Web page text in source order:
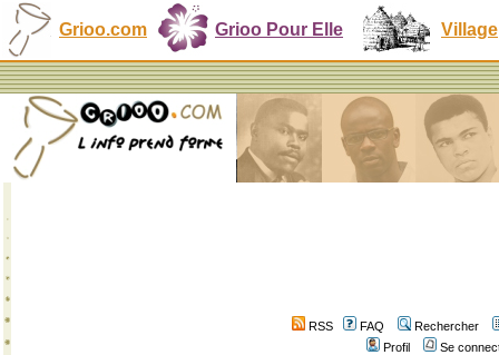
Grioo.com Grioo Pour Elle Village
RSS FAQ
Rechercher
Profil
Se